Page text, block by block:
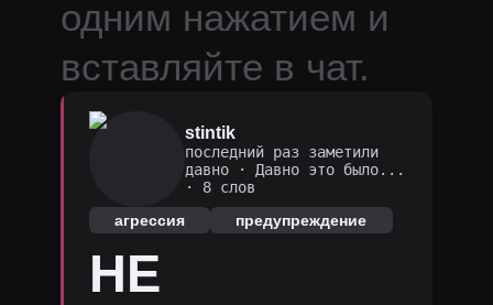
одним нажатием и
вставляйте в чат.
stintik
последний раз заметили
давно·
Давно это было...
· 8 слов
агрессия
предупреждение
НЕ